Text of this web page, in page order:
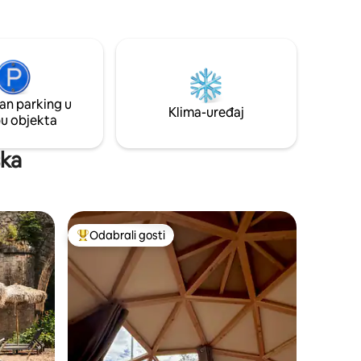
parking u
objekta
Klima-uređaj
„Odabrali gosti”Među najviše rangiranima s oznakom „Odabrali gosti”
Odabrali gosti